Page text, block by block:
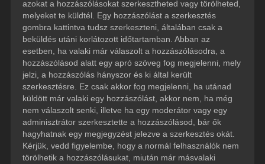
azokat a hozzászólásokat szerkesztheted vagy törölheted,
melyeket te küldtél. Egy hozzászólást a szerkesztés
gombra kattintva tudsz szerkeszteni, általában csak a
beküldés utáni korlátozott időtartamban. Abban az
esetben, ha valaki már válaszolt a hozzászólásodra, a
hozzászólásod alatt egy apró szöveg fog megjelenni, mely
jelzi, a hozzászólás hányszor és ki által került
szerkesztésre. Ez csak akkor fog megjelenni, ha utánad
küldött már valaki egy hozzászólást, akkor nem, ha még
nem válaszolt senki, illetve ha egy moderátor vagy egy
adminisztrátor szerkesztette a hozzászólásod, bár ők
hagyhatnak egy megjegyzést jelezve a szerkesztés okát.
Kérjük, vedd figyelembe, hogy a normál felhasználók nem
törölhetik a hozzászólásukat, miután már másvalaki